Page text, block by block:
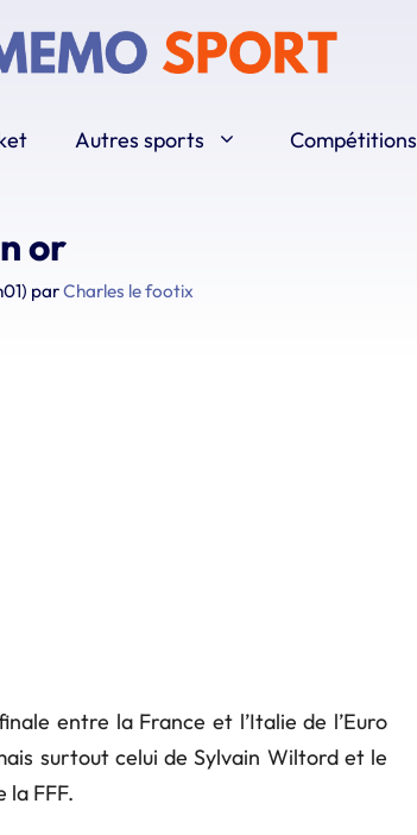
Autres sports Compétitions
or
parCharles le footix
entre la France et l’Italie de l’Euro
surtout celui de Sylvain Wiltord et le
la FFF.